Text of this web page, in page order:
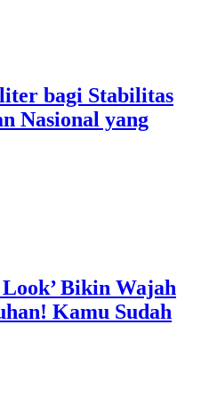
bagi Stabilitas
Nasional yang
Bikin Wajah
Kamu Sudah